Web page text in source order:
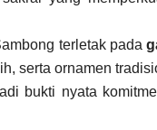
terletak pada
serta ornamen
bukti nyata